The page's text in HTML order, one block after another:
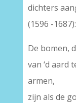
dichters
(1596 -1687):
De bomen,
van ‘d aard
armen,
zijn als de